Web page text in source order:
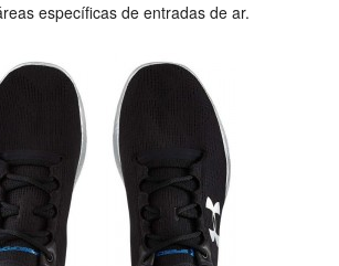
específicas de entradas de ar.